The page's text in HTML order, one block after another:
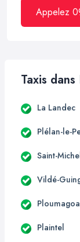
Appelez
Taxis
La Landec
Plélan-le-
Saint-
Vildé-
Plaintel